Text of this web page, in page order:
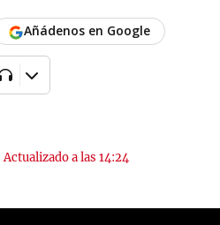
|Actualizado a las 14:24
Añádenos en Google